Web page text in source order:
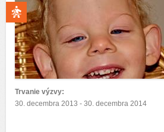
Trvanie výzvy:
30. decembra 2013 - 30. decembra 2014